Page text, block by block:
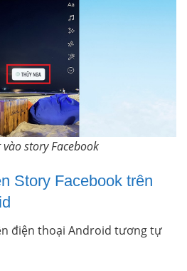
story Facebook
Story Facebook trên
điện thoại Android tương tự